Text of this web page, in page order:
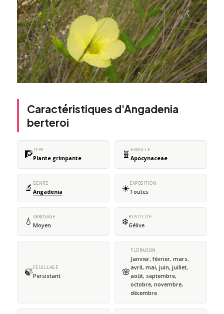
Caractéristiques d'Angadenia
berteroi
🧗TYPE
Plante grimpante 🧬 FAMILLE
Apocynaceae
🔬 GENRE
Angadenia ☀️EXPOSITION
Toutes
💧 ARROSAGE
Moyen ❄️RUSTICITÉ
Gélive
🍃FEUILLAGE
Persistant 🌸
FLORAISON
Janvier, février, mars,
avril, mai, juin, juillet,
août, septembre,
octobre, novembre,
décembre